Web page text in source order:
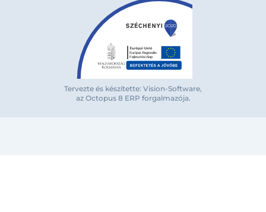
Bejelentkezés e-mail-címmel
Tervezte és készítette: Vision-Software,
az Octopus 8 ERP forgalmazója.